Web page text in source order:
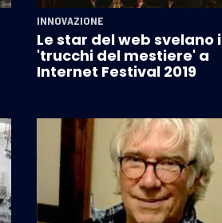
INNOVAZIONE
Le star del web svelano i
'trucchi del mestiere' a
Internet Festival 2019